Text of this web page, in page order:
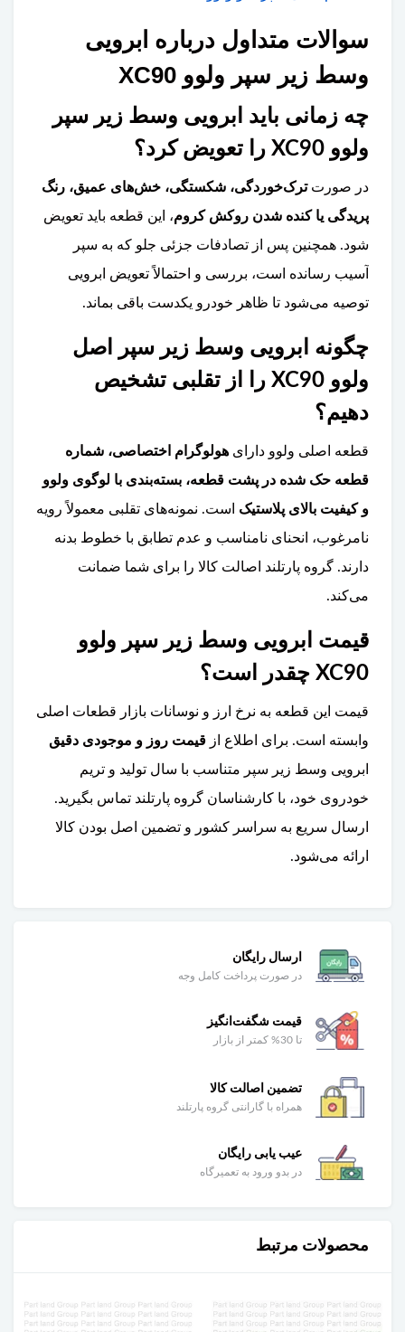
سوالات متداول درباره ابرویی
وسط زیر سپر ولوو XC90
چه زمانی باید ابرویی وسط زیر سپر
ولوو XC90 را تعویض کرد؟
در صورتترک‌خوردگی، شکستگی، خش‌های عمیق، رنگ
پریدگی یا کنده شدن روکش کروم، این قطعه باید تعویض
شود. همچنین پس از تصادفات جزئی جلو که به سپر
آسیب رسانده است، بررسی و احتمالاً تعویض ابرویی
توصیه می‌شود تا ظاهر خودرو یکدست باقی بماند.
چگونه ابرویی وسط زیر سپر اصل
ولوو XC90 را از تقلبی تشخیص
دهیم؟
قطعه اصلی ولوو دارای هولوگرام اختصاصی، شماره
قطعه حک شده در پشت قطعه، بسته‌بندی با لوگوی ولوو
و کیفیت بالای پلاستیک است. نمونه‌های تقلبی معمولاً رویه
نامرغوب، انحنای نامناسب و عدم تطابق با خطوط بدنه
دارند. گروه پارتلند اصالت کالا را برای شما ضمانت
می‌کند.
قیمت ابرویی وسط زیر سپر ولوو
XC90 چقدر است؟
قیمت این قطعه به نرخ ارز و نوسانات بازار قطعات اصلی
وابسته است. برای اطلاع از قیمت روز و موجودی دقیق
ابرویی وسط زیر سپر متناسب با سال تولید و تریم
خودروی خود، با کارشناسان گروه پارتلند تماس بگیرید.
ارسال سریع به سراسر کشور و تضمین اصل بودن کالا
ارائه می‌شود.
ارسال رایگان
در صورت پرداخت کامل وجه
قیمت شگفت‌انگیز
تا 30% کمتر از بازار
تضمین اصالت کالا
همراه با گارانتی گروه پارتلند
عیب یابی رایگان
در بدو ورود به تعمیرگاه
محصولات مرتبط